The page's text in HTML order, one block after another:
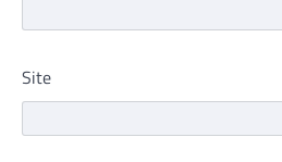
Site